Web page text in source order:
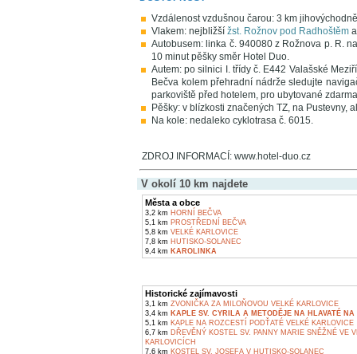
Vzdálenost vzdušnou čarou: 3 km
Vlakem: nejbližší žst. Rožnov pod Radhoštěm
Autobusem: linka č. 940080 z Rožnova p. R.
10 minut pěšky směr Hotel Duo.
Autem: po silnici I. třídy č. E442 Valašské
Bečva kolem přehradní nádrže sledujte
parkoviště před hotelem, pro ubytované
Pěšky: v blízkosti značených TZ, na Pustevny,
Na kole: nedaleko cyklotrasa č. 6015.
ZDROJ INFORMACÍ: www.hotel-duo.cz
V okolí 10 km najdete
Města a obce
3,2 km HORNÍ BEČVA
5,1 km PROSTŘEDNÍ BEČVA
5,8 km VELKÉ KARLOVICE
7,8 km HUTISKO-SOLANEC
9,4 km KAROLINKA
Historické zajímavosti
3,1 km ZVONIČKA ZA MILOŇOVOU VELKÉ KARLOVICE
3,4 km KAPLE SV. CYRILA A METODĚJE NA HLAVATÉ NA
5,1 km KAPLE NA ROZCESTÍ PODŤATÉ VELKÉ KARLOVICE
6,7 km DŘEVĚNÝ KOSTEL SV. PANNY MARIE SNĚŽNÉ VE
KARLOVICÍCH
7,6 km KOSTEL SV. JOSEFA V HUTISKO-SOLANEC